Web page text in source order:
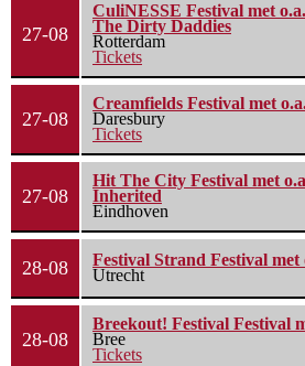
27-08
CuliNESSE Festival met
The Dirty Daddies
Rotterdam
Tickets
27-08
Creamfields Festival met
Daresbury
Tickets
27-08
Hit The City Festival met
Inherited
Eindhoven
28-08
Festival Strand Festival met
Utrecht
28-08
Breekout! Festival Festival
Bree
Tickets